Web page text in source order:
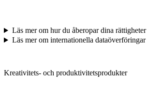
Läs mer om hur du åberopar dina
Läs mer om internationella dataöverföringar
Kreativitets- och produktivitetsprodukter